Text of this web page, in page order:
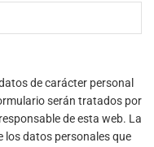
de carácter personal
serán tratados por
de esta web. La
los datos personales que